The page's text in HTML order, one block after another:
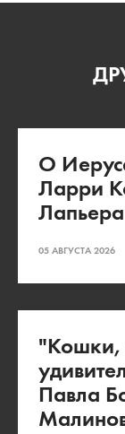
О
Ларри
Лапьера
05 АВГУСТА 2026
"Кошки,
Павла